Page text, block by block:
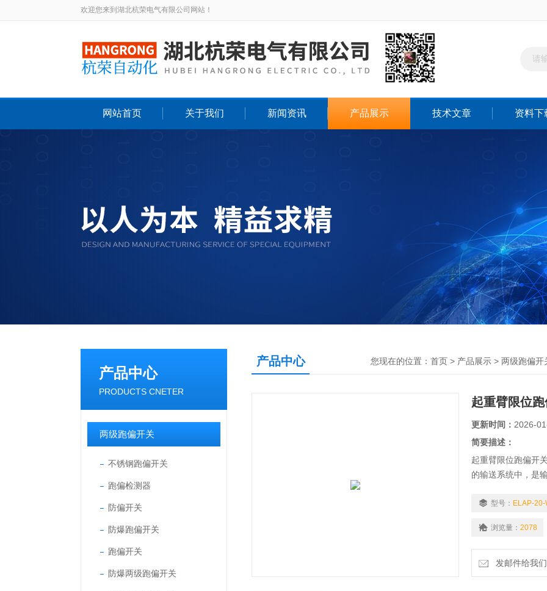
欢迎您来到湖北杭荣电气有限公司网站！
网站首页 关于我们 新闻资讯 产品展示 技术文章 资料下
产品中心
PRODUCTS CNETER
两级跑偏开关
不锈钢跑偏开关
跑偏检测器
防偏开关
防爆跑偏开关
跑偏开关
防爆两级跑偏开关
产品中心 您现在的位置： 首页 > 产品展示 > 两级跑偏开
起重臂限位
更新时间： 2026-
简要描述：
起重臂限位跑偏开
的输送系统中，是
型号： ELAP-20-
浏览量： 2078
发邮件给我